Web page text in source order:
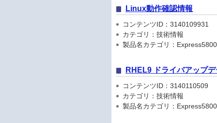
Linux動作確認情報
コンテンツID：3140109931
カテゴリ：技術情報
製品名カテゴリ：
RHEL9 ドライバアップ
コンテンツID：3140110509
カテゴリ：技術情報
製品名カテゴリ：